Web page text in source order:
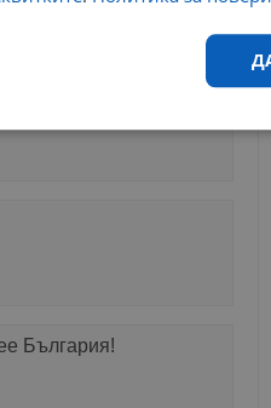
България!
Функционалност